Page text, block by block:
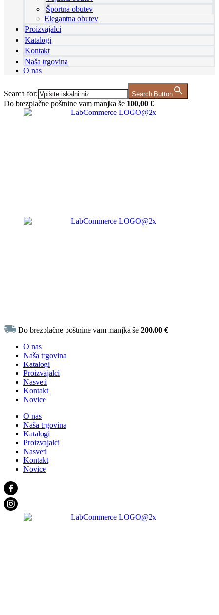
Športna obutev
Elegantna obutev
Proizvajalci
Katalogi
Kontakt
Naša trgovina
O nas
Search for: Search Button
Do brezplačne poštnine vam manjka še 100,00 €
Do brezplačne poštnine vam manjka še200,00€
O nas
Naša trgovina
Katalogi
Proizvajalci
Nasveti
Kontakt
Novice
O nas
Naša trgovina
Katalogi
Proizvajalci
Nasveti
Kontakt
Novice